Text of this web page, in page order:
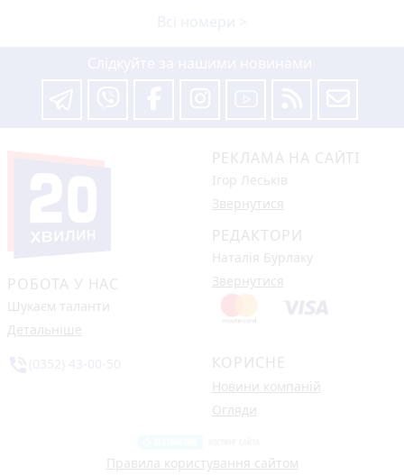
РОБОТА У НАС
Шукаєм таланти
Детальніше
РЕКЛАМА НА САЙТІ
Ігор Леськів
Звернутися
РЕДАКТОРИ
Наталія Бурлаку
Звернутися
КОРИСНЕ
Новини компаній
Огляди
Правила користування сайтом